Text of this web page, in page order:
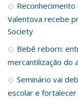
Valentova recebe
Society
Bebê reborn:
mercantilização do
Seminário vai
escolar e fortalecer